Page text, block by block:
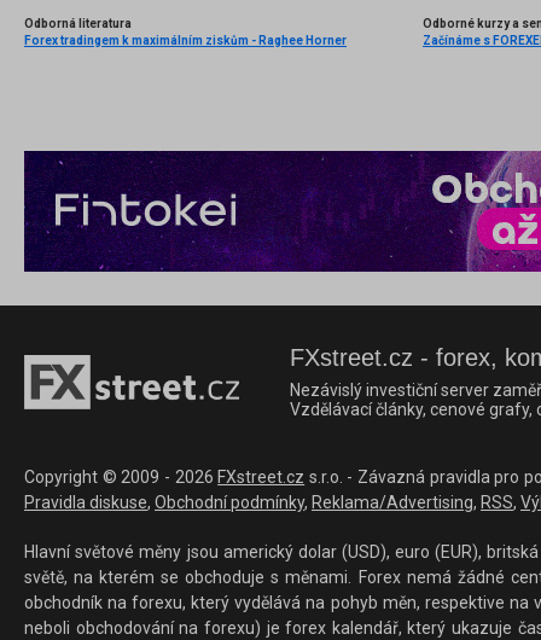
Odborná literatura
Forex tradingem k maximálním ziskům - Raghee Horner
Odborné kurzy a
Začínáme s
FXstreet.cz - forex,
Nezávislý investiční server
Vzdělávací články, cenové
Copyright © 2009 - 2026 FXstreet.cz s.r.o. - Závazná pravidla pro
Pravidla diskuse, Obchodní podmínky, Reklama/Advertising, RSS,
Hlavní světové měny jsou americký dolar (USD), euro (EUR),
světě, na kterém se obchoduje s měnami. Forex nemá žádné
obchodník na forexu, který vydělává na pohyb měn, respektive
neboli obchodování na forexu) je forex kalendář, který ukazuje